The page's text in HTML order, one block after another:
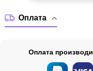
Оплата
Оплата